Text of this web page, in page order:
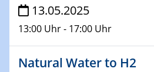
Veranstaltungen
30.11.-0001 - 06.02.2025
SFB/TRR 247 Seminar
13.05.2025
13:00 Uhr - 17:00 Uhr
Natural Water to H2